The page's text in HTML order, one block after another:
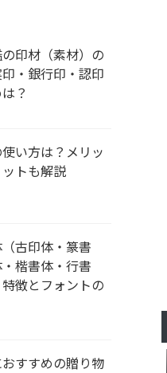
印材（素材）の
・銀行印・認印
？
い方は？メリッ
ットも解説
古印体・篆書
楷書体・行書
徴とフォントの
すすめの贈り物